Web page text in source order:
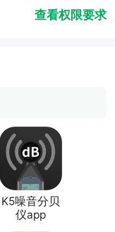
查看权限要求
K5噪音分贝
仪app